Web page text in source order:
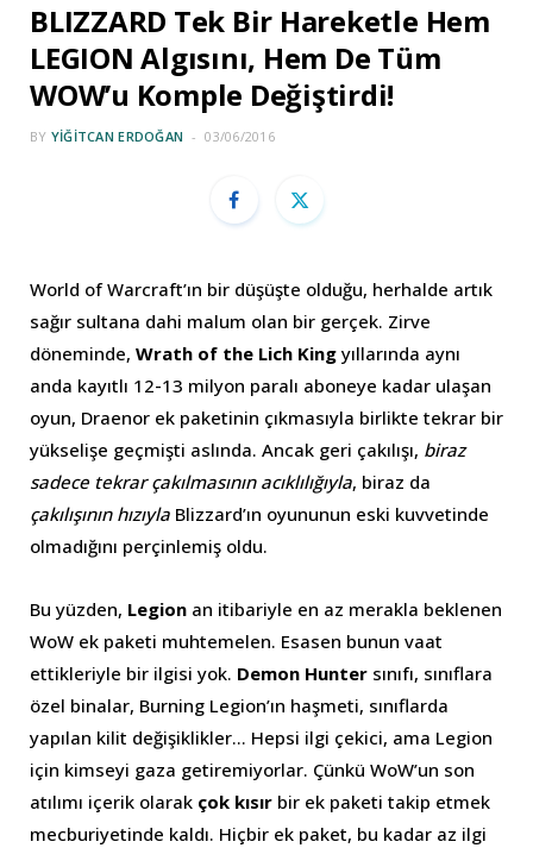
BLIZZARD Tek Bir Hareketle Hem
LEGION Algısını, Hem De Tüm
WOW’u Komple Değiştirdi!
BY YIĞITCAN ERDOĞAN 03/06/2016
World of Warcraft’ın bir düşüşte olduğu, herhalde artık
sağır sultana dahi malum olan bir gerçek. Zirve
döneminde, Wrath of the Lich King yıllarında aynı
anda kayıtlı 12-13 milyon paralı aboneye kadar ulaşan
oyun, Draenor ek paketinin çıkmasıyla birlikte tekrar bir
yükselişe geçmişti aslında. Ancak geri çakılışı, biraz
sadece tekrar çakılmasının acıklılığıyla, biraz da
çakılışının hızıyla Blizzard’ın oyununun eski kuvvetinde
olmadığını perçinlemiş oldu.
Bu yüzden, Legion an itibariyle en az merakla beklenen
WoW ek paketi muhtemelen. Esasen bunun vaat
ettikleriyle bir ilgisi yok. Demon Hunter sınıfı, sınıflara
özel binalar, Burning Legion’ın haşmeti, sınıflarda
yapılan kilit değişiklikler… Hepsi ilgi çekici, ama Legion
için kimseyi gaza getiremiyorlar. Çünkü WoW’un son
atılımı içerik olarak çok kısır bir ek paketi takip etmek
mecburiyetinde kaldı. Hiçbir ek paket, bu kadar az ilgi